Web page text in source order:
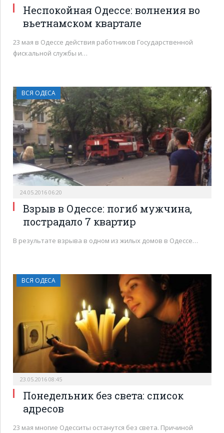
Неспокойная Одессе: волнения во
вьетнамском квартале
23 мая в Одессе действия работников Государственной
фискальной службы и…
ВСЯ ОДЕСА
24.05.2016 06:20
Взрыв в Одессе: погиб мужчина,
пострадало 7 квартир
В результате взрыва в одном из жилых домов в Одессе…
ВСЯ ОДЕСА
23.05.2016 08:45
Понедельник без света: список
адресов
23 мая многие Одесситы останутся без света. Причиной